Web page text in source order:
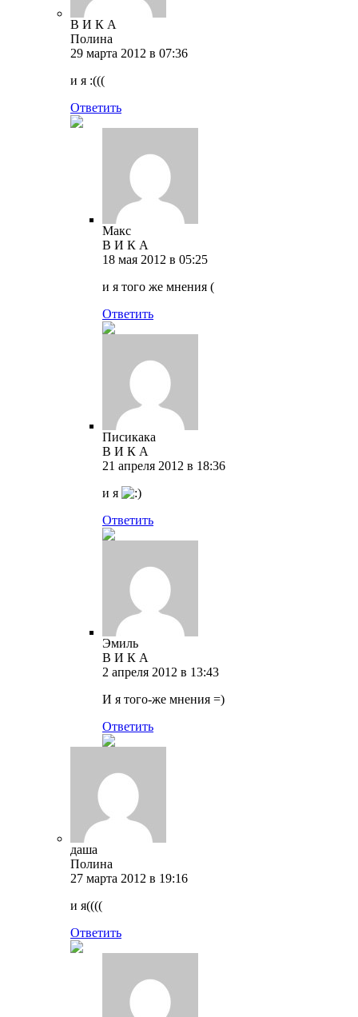
В И К А
Полина
29 марта 2012 в 07:36
и я :(((
Ответить
Макс
В И К А
18 мая 2012 в 05:25
и я того же мнения (
Ответить
Писикака
В И К А
21 апреля 2012 в 18:36
и я
Ответить
Эмиль
В И К А
2 апреля 2012 в 13:43
И я того-же мнения =)
Ответить
даша
Полина
27 марта 2012 в 19:16
и я((((
Ответить